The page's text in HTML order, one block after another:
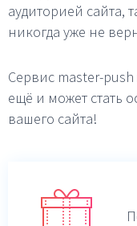
аудиторией сайта,
никогда уже не
Сервис master-
ещё и может стать
вашего сайта!